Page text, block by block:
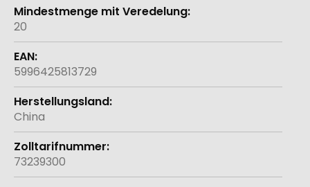
20
5996425813729
China
73239300